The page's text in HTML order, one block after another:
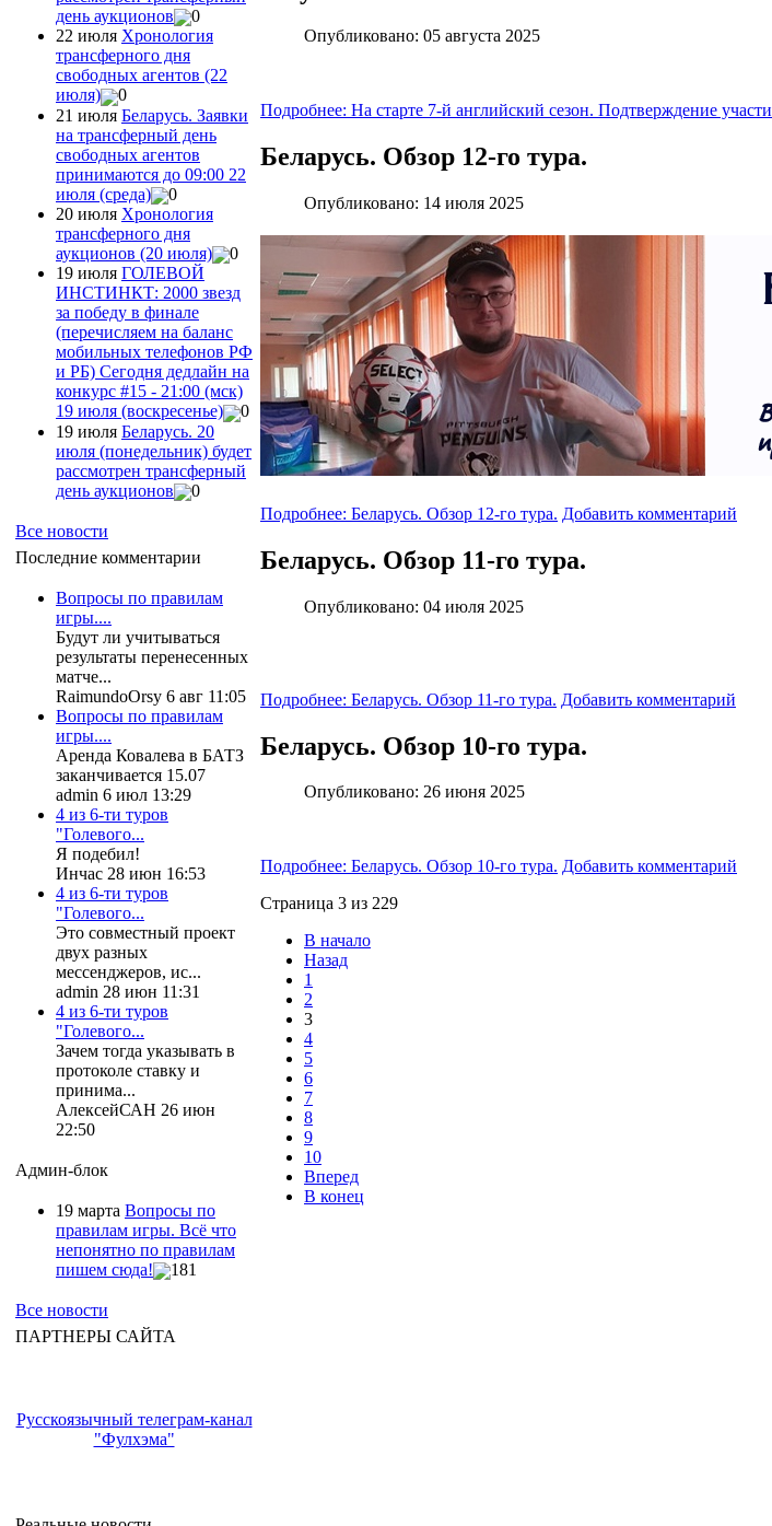
день аукционов
0
22 июля Хронология
трансферного дня
свободных агентов (22
июля)
0
21 июля Беларусь. Заявки
на трансферный день
свободных агентов
принимаются до 09:00 22
июля (среда)
0
20 июля Хронология
трансферного дня
аукционов (20 июля)
0
19 июля ГОЛЕВОЙ
ИНСТИНКТ: 2000 звезд
за победу в финале
(перечисляем на баланс
мобильных телефонов РФ
и РБ) Сегодня дедлайн на
конкурс #15 - 21:00 (мск)
19 июля (воскресенье)
0
19 июля Беларусь. 20
июля (понедельник) будет
рассмотрен трансферный
день аукционов
0
Все новости
Последние комментарии
Вопросы по правилам
игры....
Будут ли учитываться
результаты перенесенных
матче...
RaimundoOrsy 6 авг 11:05
Вопросы по правилам
игры....
Аренда Ковалева в БАТЗ
заканчивается 15.07
admin 6 июл 13:29
4 из 6-ти туров
"Голевого...
Я подебил!
Инчас 28 июн 16:53
4 из 6-ти туров
"Голевого...
Это совместный проект
двух разных
мессенджеров, ис...
admin 28 июн 11:31
4 из 6-ти туров
"Голевого...
Зачем тогда указывать в
протоколе ставку и
принима...
АлексейСАН 26 июн
22:50
Админ-блок
19 марта Вопросы по
правилам игры. Всё что
непонятно по правилам
пишем сюда!
181
Все новости
ПАРТНЕРЫ САЙТА
Русскоязычный телеграм-канал
"Фулхэма"
Опубликовано: 05 августа 2025
Подробнее: На старте 7-й английский сезон. Подтверждение
Беларусь. Обзор 12-го тура.
Опубликовано: 14 июля 2025
Подробнее: Беларусь. Обзор 12-го тура. Добавить комментарий
Беларусь. Обзор 11-го тура.
Опубликовано: 04 июля 2025
Подробнее: Беларусь. Обзор 11-го тура. Добавить комментарий
Беларусь. Обзор 10-го тура.
Опубликовано: 26 июня 2025
Подробнее: Беларусь. Обзор 10-го тура. Добавить комментарий
Страница 3 из 229
В начало
Назад
1
2
3
4
5
6
7
8
9
10
Вперед
В конец